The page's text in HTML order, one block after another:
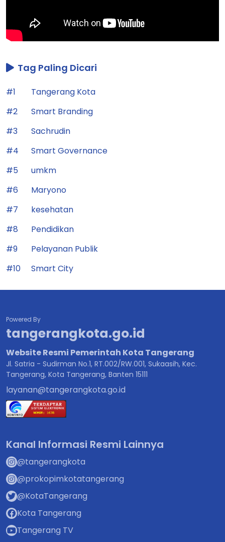
Tag Paling Dicari
#1
Tangerang Kota
#2
Smart Branding
#3
Sachrudin
#4
Smart Governance
#5
umkm
#6
Maryono
#7
kesehatan
#8
Pendidikan
#9
Pelayanan Publik
#10
Smart City
Powered By
tangerangkota.go.id
Website Resmi Pemerintah Kota Tangerang
Jl. Satria - Sudirman No.1, RT.002/RW.001, Sukaasih, Kec.
Tangerang, Kota Tangerang, Banten 15111
layanan@tangerangkota.go.id
Kanal Informasi Resmi Lainnya
@tangerangkota
@prokopimkotatangerang
@KotaTangerang
Kota Tangerang
Tangerang TV